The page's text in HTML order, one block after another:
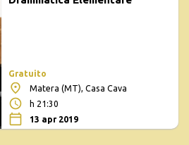
Gratuito
Matera (MT), Casa Cava
h 21:30
13 apr 2019